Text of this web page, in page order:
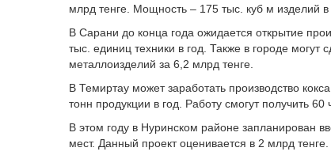
млрд тенге. Мощность – 175 тыс. куб м изделий в
В Сарани до конца года ожидается открытие
тыс. единиц техники в год. Также в городе могут
металлоизделий за 6,2 млрд тенге.
В Темиртау может заработать производство
тонн продукции в год. Работу смогут получить 60
В этом году в Нуринском районе запланирован
мест. Данный проект оценивается в 2 млрд тенге.